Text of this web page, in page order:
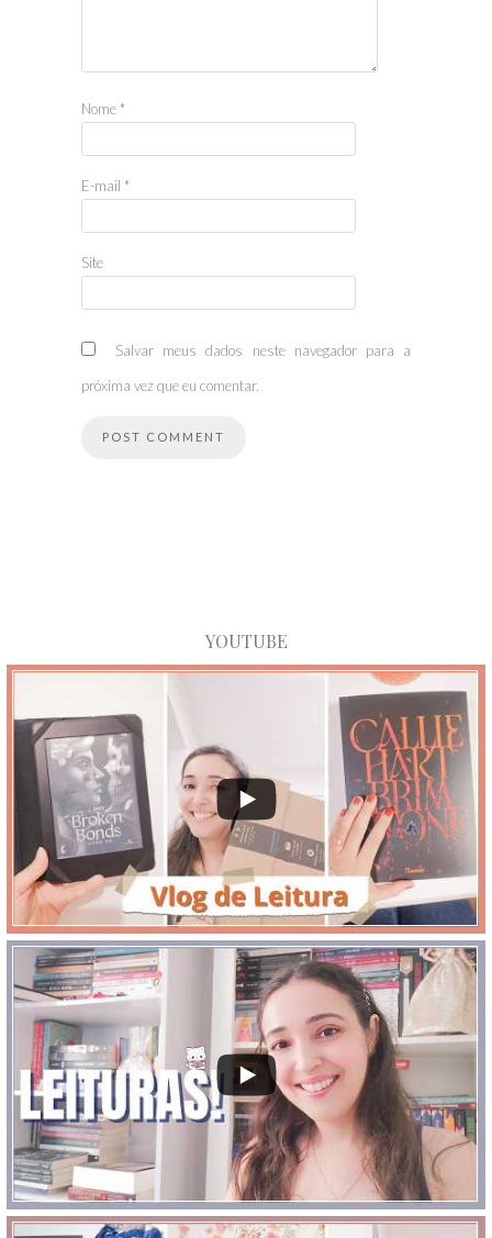
Nome *
E-mail *
Site
Salvar meus dados neste navegador para a
próxima vez que eu comentar.
YOUTUBE